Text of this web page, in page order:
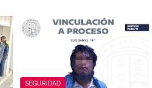
SEGURIDAD